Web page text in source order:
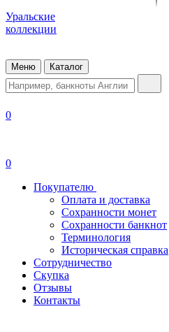
Уральские
коллекции
Меню Каталог
0
0
Покупателю
Оплата и доставка
Сохранности монет
Сохранности банкнот
Терминология
Историческая справка
Сотрудничество
Скупка
Отзывы
Контакты